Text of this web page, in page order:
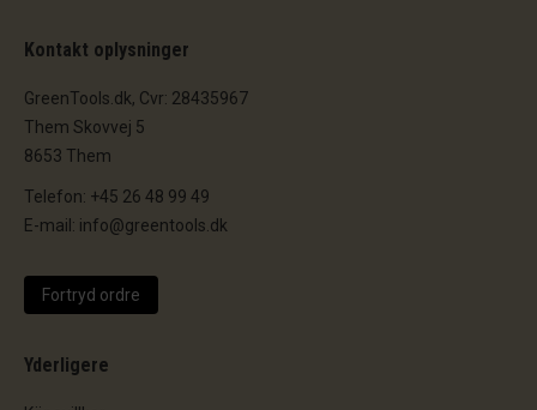
Kontakt oplysninger
GreenTools.dk, Cvr: 28435967
Them Skovvej 5
8653 Them
Telefon: +45 26 48 99 49
E-mail: info@greentools.dk
Fortryd ordre
Yderligere